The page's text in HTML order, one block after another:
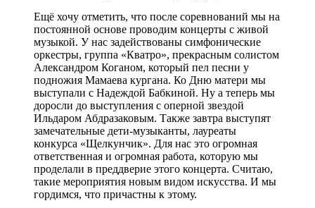
Ещё хочу отметить, что после соревнований мы на
постоянной основе проводим концерты с живой
музыкой. У нас задействованы симфонические
оркестры, группа «Кватро», прекрасным солистом
Александром Коганом, который пел песни у
подножия Мамаева кургана. Ко Дню матери мы
выступали с Надеждой Бабкиной. Ну а теперь мы
доросли до выступления с оперной звездой
Ильдаром Абдразаковым. Также завтра выступят
замечательные дети-музыканты, лауреаты
конкурса «Щелкунчик». Для нас это огромная
ответственная и огромная работа, которую мы
проделали в преддверие этого концерта. Считаю,
такие мероприятия новым видом искусства. И мы
гордимся, что причастны к этому.